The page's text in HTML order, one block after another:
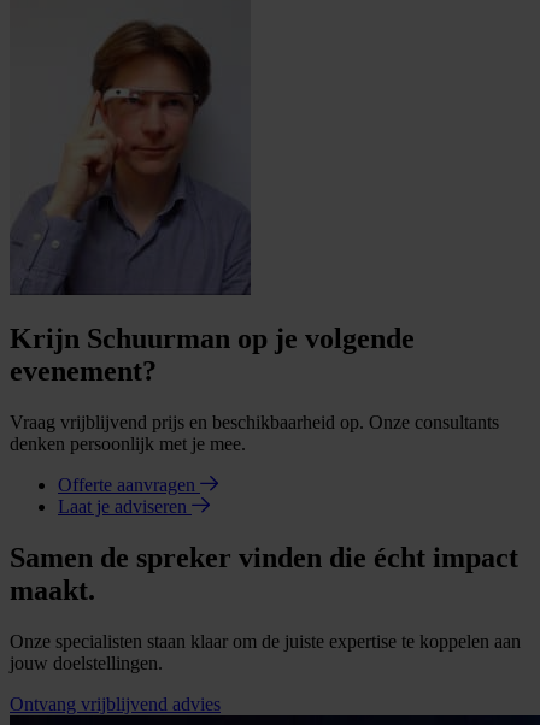
Krijn Schuurman op je volgende
evenement?
Vraag vrijblijvend prijs en beschikbaarheid op. Onze consultants
denken persoonlijk met je mee.
Offerte aanvragen
Laat je adviseren
Samen de spreker vinden die écht impact
maakt.
Onze specialisten staan klaar om de juiste expertise te koppelen aan
jouw doelstellingen.
Ontvang vrijblijvend advies